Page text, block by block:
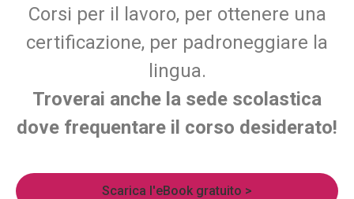
Corsi per il lavoro, per ottenere una
certificazione, per padroneggiare la
lingua.
Troverai anche la sede scolastica
dove frequentare il corso desiderato!
Scarica l'eBook gratuito >